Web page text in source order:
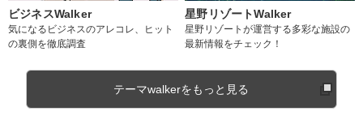
ビジネスWalker
気になるビジネスのアレコレ、ヒット
の裏側を徹底調査
星野リゾートWalker
星野リゾートが運営する多彩な施設の
最新情報をチェック！
テーマwalkerをもっと見る